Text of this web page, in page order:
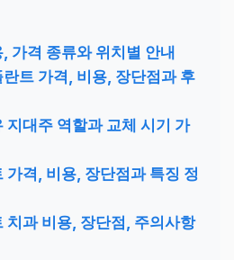
가격 종류와 위치별 안내
트 가격, 비용, 장단점과 후
지대주 역할과 교체 시기 가
가격, 비용, 장단점과 특징 정
치과 비용, 장단점, 주의사항